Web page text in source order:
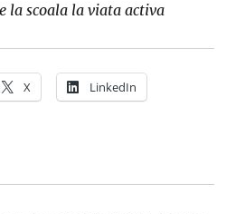
la scoala la viata activa
X LinkedIn